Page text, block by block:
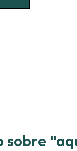
sobre